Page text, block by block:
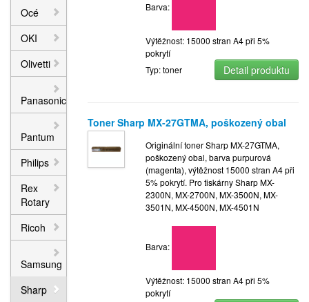
Océ
OKI
Olivetti
Panasonic
Pantum
Philips
Rex
Rotary
Ricoh
Samsung
Sharp
Barva:
Výtěžnost: 15000 stran A4 při 5%
pokrytí
Typ: toner
Detail produktu
Toner Sharp MX-27GTMA, poškozený obal
Originální toner Sharp MX-27GTMA,
poškozený obal, barva purpurová
(magenta), výtěžnost 15000 stran A4 při
5% pokrytí. Pro tiskárny Sharp MX-
2300N, MX-2700N, MX-3500N, MX-
3501N, MX-4500N, MX-4501N
Barva:
Výtěžnost: 15000 stran A4 při 5%
pokrytí